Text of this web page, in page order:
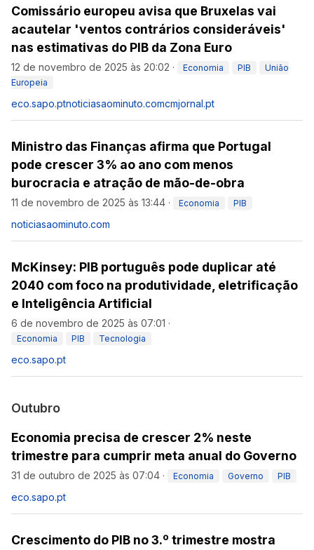
Comissário europeu avisa que Bruxelas vai
acautelar 'ventos contrários consideráveis'
nas estimativas do PIB da Zona Euro
12 de novembro de 2025 às 20:02 · Economia PIB
União
Europeia
eco.sapo.ptnoticiasaominuto.comcmjornal.pt
Ministro das Finanças afirma que Portugal
pode crescer 3% ao ano com menos
burocracia e atração de mão-de-obra
11 de novembro de 2025 às 13:44 · Economia PIB
noticiasaominuto.com
McKinsey: PIB português pode duplicar até
2040 com foco na produtividade, eletrificação
e Inteligência Artificial
6 de novembro de 2025 às 07:01 ·
Economia PIB Tecnologia
eco.sapo.pt
Outubro
Economia precisa de crescer 2% neste
trimestre para cumprir meta anual do Governo
31 de outubro de 2025 às 07:04 · Economia Governo PIB
eco.sapo.pt
Crescimento do PIB no 3.º trimestre mostra